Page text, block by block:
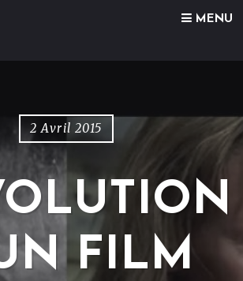
MENU
2 Avril 2015
FILM